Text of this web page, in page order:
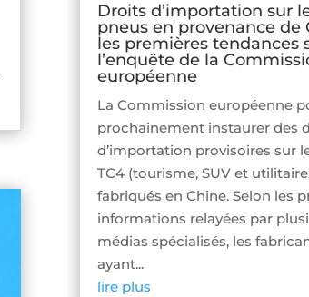
Droits d’importation sur
pneus en provenance de
les premières tendances
l’enquête de la
européenne
La Commission européenne
prochainement instaurer des
d’importation provisoires sur
TC4 (tourisme, SUV et
fabriqués en Chine. Selon les
informations relayées par
médias spécialisés, les
ayant...
lire plus